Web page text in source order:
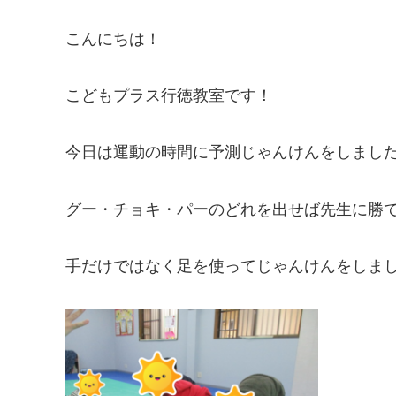
こんにちは！
こどもプラス行徳教室です！
今日は運動の時間に予測じゃんけんをしました
グー・チョキ・パーのどれを出せば先生に勝
手だけではなく足を使ってじゃんけんをしま